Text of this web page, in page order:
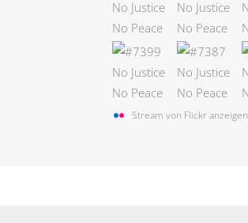
Stream von Flickr anzeigen